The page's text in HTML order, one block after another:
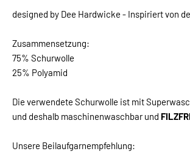
designed by Dee Hardwicke - Inspiriert von
Zusammensetzung:
75% Schurwolle
25% Polyamid
Die verwendete Schurwolle ist mit
und deshalb maschinenwaschbar und
Unsere Beilaufgarnempfehlung: